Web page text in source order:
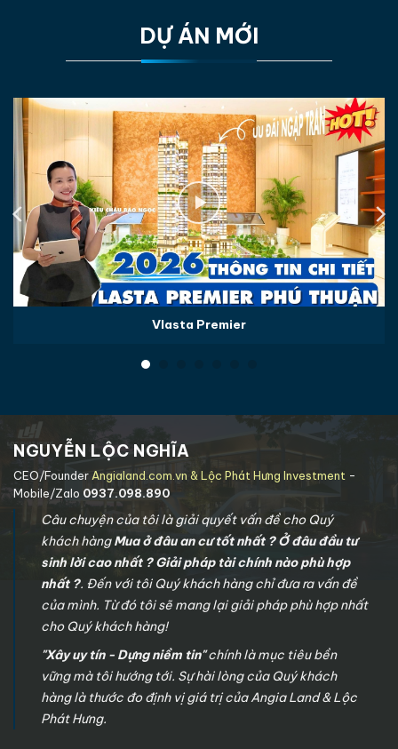
DỰ ÁN MỚI
Vlasta Premier
NGUYỄN LỘC NGHĨA
CEO/Founder Angialand.com.vn & Lộc Phát Hưng Investment -
Mobile/Zalo 0937.098.890
Câu chuyện của tôi là giải quyết vấn đề cho Quý
khách hàngMua ở đâu an cư tốt nhất ? Ở đâu đầu tư
sinh lời cao nhất ? Giải pháp tài chính nào phù hợp
nhất ?. Đến với tôi Quý khách hàng chỉ đưa ra vấn đề
của mình. Từ đó tôi sẽ mang lại giải pháp phù hợp nhất
cho Quý khách hàng!
"Xây uy tín - Dựng niềm tin"chính là mục tiêu bền
vững mà tôi hướng tới. Sự hài lòng của Quý khách
hàng là thước đo định vị giá trị của Angia Land & Lộc
Phát Hưng.